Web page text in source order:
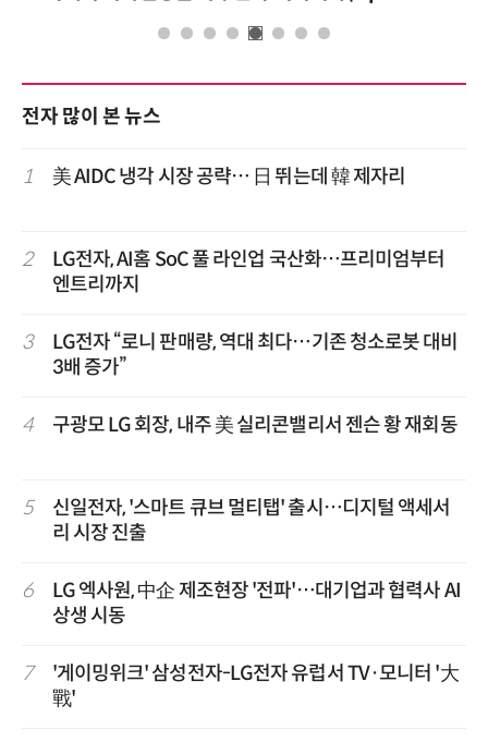
전자 많이 본 뉴스
1 美 AIDC 냉각 시장 공략… 日 뛰는데 韓 제자리
2
LG전자, AI홈 SoC 풀 라인업 국산화…프리미엄부터
엔트리까지
3
LG전자 “로니 판매량, 역대 최다…기존 청소로봇 대비
3배 증가”
4 구광모 LG 회장, 내주 美 실리콘밸리서 젠슨 황 재회동
5
신일전자, '스마트 큐브 멀티탭' 출시…디지털 액세서
리 시장 진출
6
LG 엑사원, 中企 제조현장 '전파'…대기업과 협력사 AI
상생 시동
7
'게이밍위크' 삼성전자-LG전자 유럽서 TV·모니터 '大
戰'